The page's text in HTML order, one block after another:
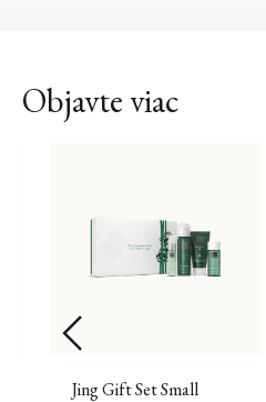
Objavte viac
Jing Gift Set Small